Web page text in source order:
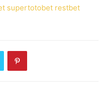
supertotobet restbet